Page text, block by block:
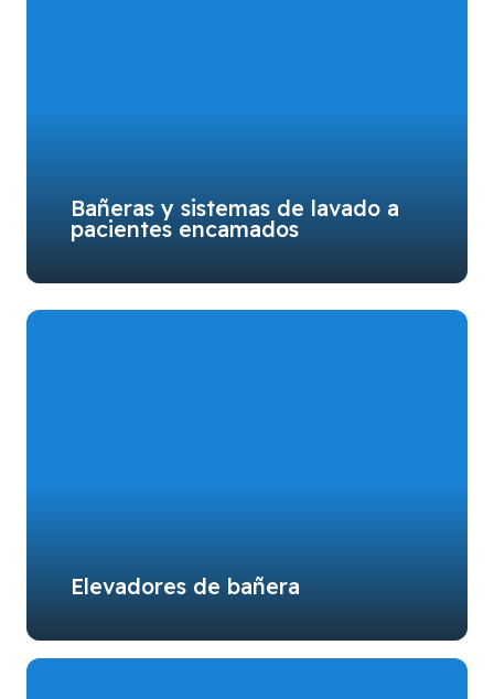
Bañeras y sistemas de lavado a
pacientes encamados
Elevadores de bañera